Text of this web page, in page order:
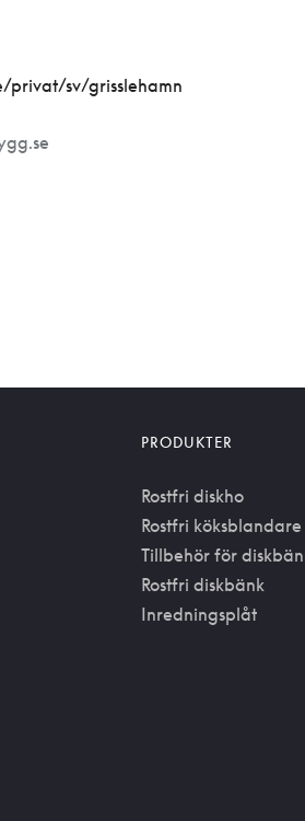
privat/sv/grisslehamn
PRODUKTER
Rostfri diskho
Rostfri köksblandare
Tillbehör för
Rostfri diskbänk
Inredningsplåt